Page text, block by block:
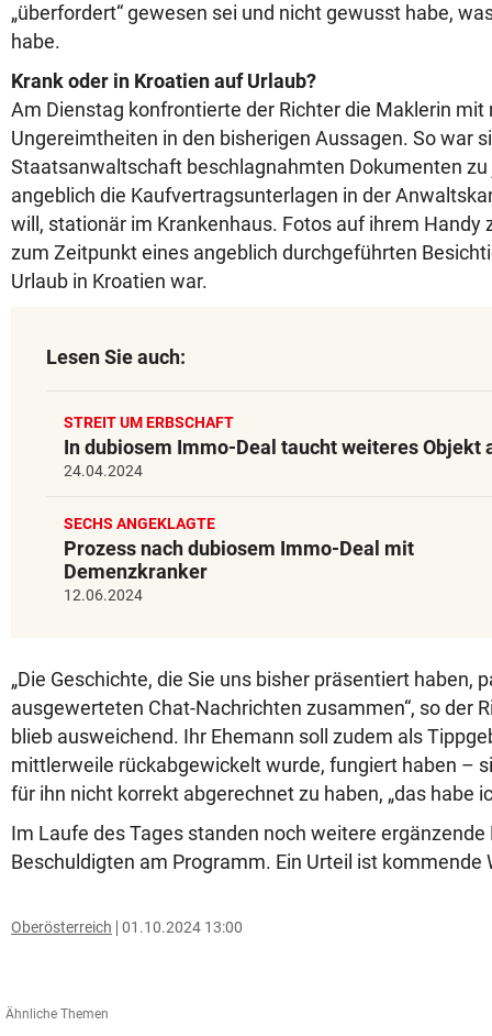
„überfordert“ gewesen sei und nicht gewusst habe,
habe.
Krank oder in Kroatien auf Urlaub?
Am Dienstag konfrontierte der Richter die Maklerin mit
Ungereimtheiten in den bisherigen Aussagen. So war
Staatsanwaltschaft beschlagnahmten Dokumenten zu
angeblich die Kaufvertragsunterlagen in der
will, stationär im Krankenhaus. Fotos auf ihrem Handy
zum Zeitpunkt eines angeblich durchgeführten
Urlaub in Kroatien war.
Lesen Sie auch:
STREIT UM ERBSCHAFT
In dubiosem Immo-Deal taucht weiteres Objekt
24.04.2024
SECHS ANGEKLAGTE
Prozess nach dubiosem Immo-Deal mit
Demenzkranker
12.06.2024
„Die Geschichte, die Sie uns bisher präsentiert haben,
ausgewerteten Chat-Nachrichten zusammen“, so der
blieb ausweichend. Ihr Ehemann soll zudem als
mittlerweile rückabgewickelt wurde, fungiert haben –
für ihn nicht korrekt abgerechnet zu haben, „das habe
Im Laufe des Tages standen noch weitere ergänzende
Beschuldigten am Programm. Ein Urteil ist kommende
Oberösterreich 01.10.2024 13:00
Ähnliche Themen